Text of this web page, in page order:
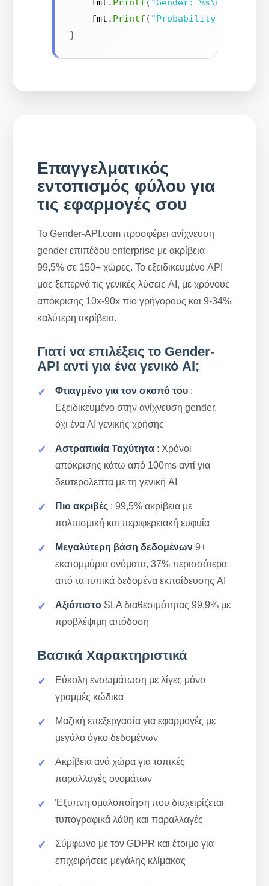
    fmt
. Printf ( "Gender: %s\n"
    fmt
. Printf ( "Probability: %.2f\n"
}
Επαγγελματικός
εντοπισμός φύλου για
τις εφαρμογές σου
Το Gender-API.com προσφέρει ανίχνευση
gender επιπέδου enterprise με ακρίβεια
99,5% σε 150+ χώρες. Το εξειδικευμένο API
μας ξεπερνά τις γενικές λύσεις AI, με χρόνους
απόκρισης 10x-90x πιο γρήγορους και 9-34%
καλύτερη ακρίβεια.
Γιατί να επιλέξεις το Gender-
API αντί για ένα γενικό AI;
Φτιαγμένο για τον σκοπό του :
Εξειδικευμένο στην ανίχνευση gender,
όχι ένα AI γενικής χρήσης
Αστραπιαία Ταχύτητα : Χρόνοι
απόκρισης κάτω από 100ms αντί για
δευτερόλεπτα με τη γενική AI
Πιο ακριβές : 99,5% ακρίβεια με
πολιτισμική και περιφερειακή ευφυΐα
Μεγαλύτερη βάση δεδομένων 9+
εκατομμύρια ονόματα, 37% περισσότερα
από τα τυπικά δεδομένα εκπαίδευσης AI
Αξιόπιστο SLA διαθεσιμότητας 99,9% με
προβλέψιμη απόδοση
Βασικά Χαρακτηριστικά
Εύκολη ενσωμάτωση με λίγες μόνο
γραμμές κώδικα
Μαζική επεξεργασία για εφαρμογές με
μεγάλο όγκο δεδομένων
Ακρίβεια ανά χώρα για τοπικές
παραλλαγές ονομάτων
Έξυπνη ομαλοποίηση που διαχειρίζεται
τυπογραφικά λάθη και παραλλαγές
Σύμφωνο με τον GDPR και έτοιμο για
επιχειρήσεις μεγάλης κλίμακας